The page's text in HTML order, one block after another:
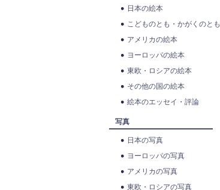
日本の絵本
こどものとも・かがくのとも
アメリカの絵本
ヨーロッパの絵本
東欧・ロシアの絵本
その他の国の絵本
絵本のエッセイ・評論
写真
日本の写真
ヨーロッパの写真
アメリカの写真
東欧・ロシアの写真